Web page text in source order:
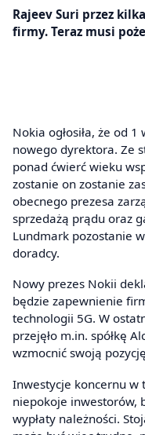
Rajeev Suri przez
firmy. Teraz musi
Nokia ogłosiła, że od
nowego dyrektora. Ze
ponad ćwierć wieku
zostanie on zostanie
obecnego prezesa
sprzedażą prądu oraz
Lundmark pozostanie
doradcy.
Nowy prezes Nokii
będzie zapewnienie
technologii 5G. W
przejęło m.in. spółkę
wzmocnić swoją
Inwestycje koncernu w
niepokoje inwestorów,
wypłaty należności.